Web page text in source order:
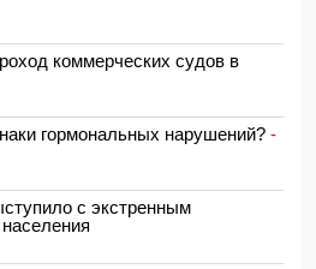
коммерческих судов в
гормональных нарушений? -
с экстренным